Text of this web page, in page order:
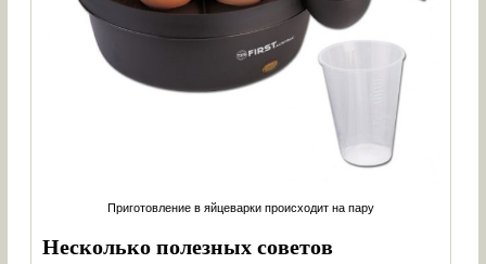
Приготовление в яйцеварки происходит на пару
Несколько полезных советов